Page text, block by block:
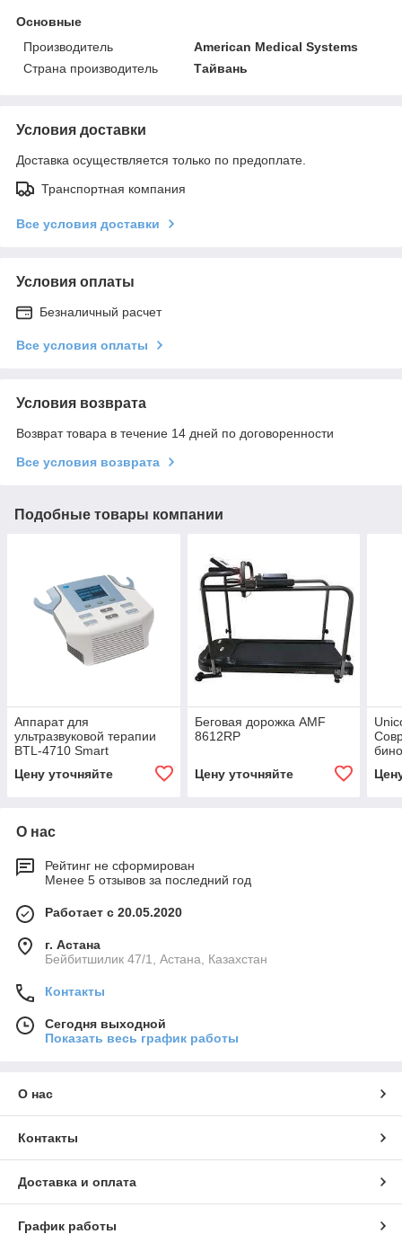
Основные
Производитель
American Medical Systems
Страна производитель
Тайвань
Условия доставки
Доставка осуществляется только по предоплате.
Транспортная компания
Все условия доставки
Условия оплаты
Безналичный расчет
Все условия оплаты
Условия возврата
Возврат товара в течение 14 дней по договоренности
Все условия возврата
Подобные товары компании
Аппарат для
ультразвуковой терапии
BTL‑4710 Smart
Цену уточняйте
Беговая дорожка AMF
8612RP
Цену уточняйте
О нас
Рейтинг не сформирован
Менее 5 отзывов за последний год
Работает с 20.05.2020
г. Астана
Бейбитшилик 47/1, Астана, Казахстан
Контакты
Сегодня выходной
Показать весь график работы
О нас
Контакты
Доставка и оплата
График работы